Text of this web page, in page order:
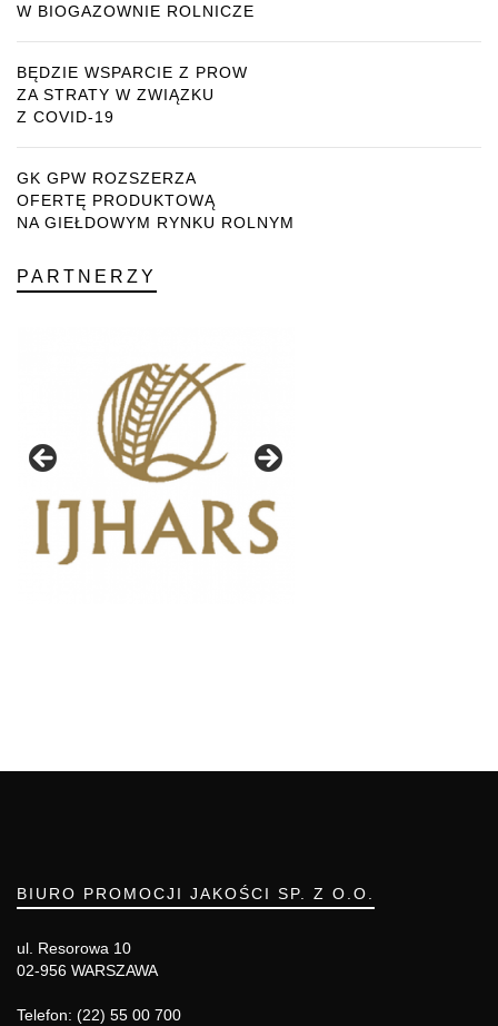
W BIOGAZOWNIE ROLNICZE
BĘDZIE WSPARCIE Z PROW
ZA STRATY W ZWIĄZKU
Z COVID-19
GK GPW ROZSZERZA
OFERTĘ PRODUKTOWĄ
NA GIEŁDOWYM RYNKU ROLNYM
PARTNERZY
BIURO PROMOCJI JAKOŚCI SP. Z O.O.
ul. Resorowa 10
02-956 WARSZAWA
Telefon: (22) 55 00 700